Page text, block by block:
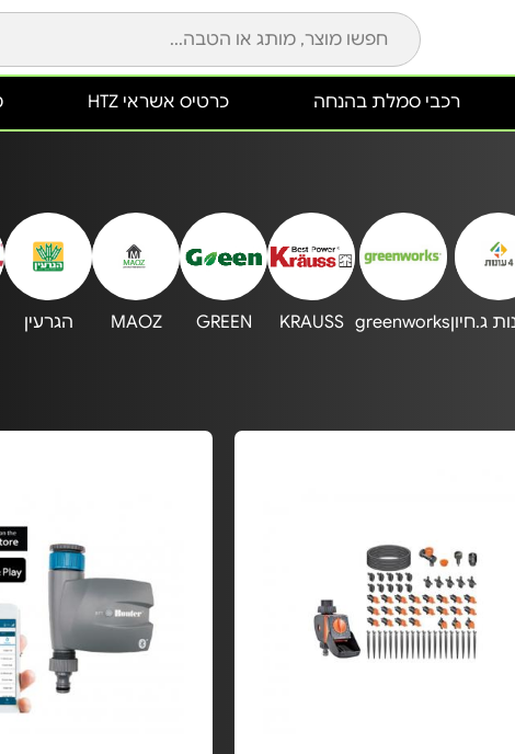
כרטיס אשראי HTZ רכבי סמלת בהנחה
greenworks
KRAUSS
GREEN
MAOZ הגרעין‏